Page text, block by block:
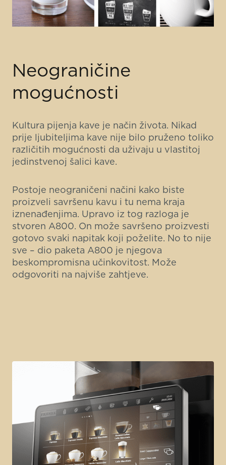
Neograničine
mogućnosti
Kultura pijenja kave je način života. Nikad
prije ljubiteljima kave nije bilo pruženo toliko
različitih mogućnosti da uživaju u vlastitoj
jedinstvenoj šalici kave.
Postoje neograničeni načini kako biste
proizveli savršenu kavu i tu nema kraja
iznenađenjima. Upravo iz tog razloga je
stvoren A800. On može savršeno proizvesti
gotovo svaki napitak koji poželite. No to nije
sve – dio paketa A800 je njegova
beskompromisna učinkovitost. Može
odgovoriti na najviše zahtjeve.